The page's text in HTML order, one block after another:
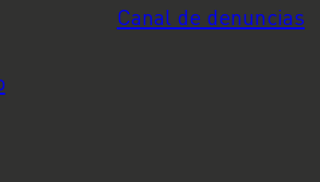
Canal de denuncias